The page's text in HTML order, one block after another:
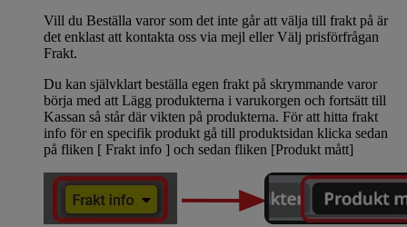
Vill du Beställa varor som det inte går att välja till frakt på är
det enklast att kontakta oss via mejl eller Välj prisförfrågan
Frakt.
Du kan självklart beställa egen frakt på skrymmande varor
börja med att Lägg produkterna i varukorgen och fortsätt till
Kassan så står där vikten på produkterna. För att hitta frakt
info för en specifik produkt gå till produktsidan klicka sedan
på fliken [ Frakt info ] och sedan fliken [Produkt mått]